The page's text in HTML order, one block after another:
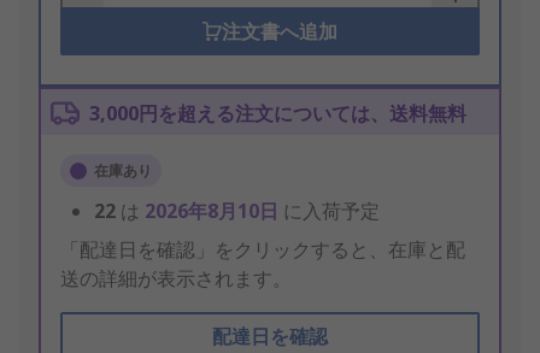
注文書へ追加
3,000円を超える注文については、送料無料
在庫あり
22 は 2026年8月10日 に入荷予定
「配達日を確認」をクリックすると、在庫と配
送の詳細が表示されます。
配達日を確認